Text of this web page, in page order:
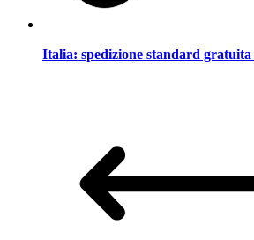
Italia: spedizione standard gratuita